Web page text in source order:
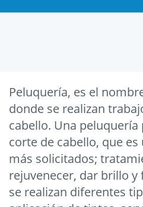
Peluquería, es el
donde se realizan
cabello. Una peluquería
corte de cabello, que
más solicitados;
rejuvenecer, dar brillo y
se realizan diferentes